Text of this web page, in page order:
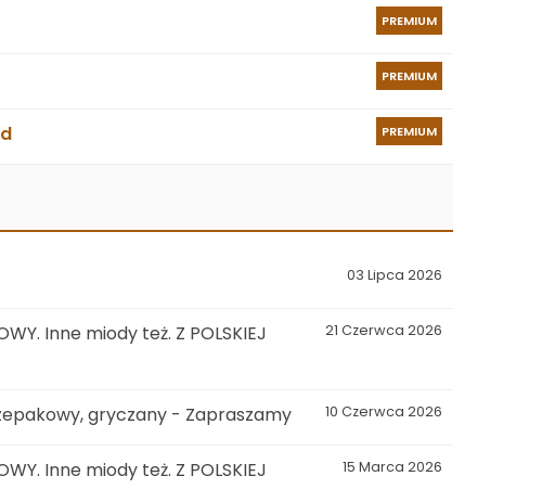
PREMIUM
PREMIUM
PREMIUM
03 Lipca 2026
21 Czerwca 2026
Inne miody też. Z POLSKIEJ
10 Czerwca 2026
gryczany - Zapraszamy
15 Marca 2026
Inne miody też. Z POLSKIEJ